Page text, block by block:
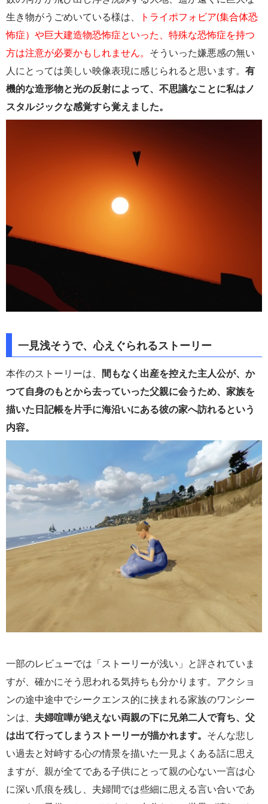
生き物がうごめいている様は、
トライポフォビア(集合体恐
怖症）や巨大建造物恐怖症といった、特殊な恐怖症を持つ
方は注意が必要かもしれません。 そういった嫌悪感の無い
人にとっては美しい映像表現に感じられると思います。 有
機的な造形物と光の反射によって、不思議なことに私はノ
スタルジックな感覚すら覚えました。
一見浅そうで、心えぐられるストーリー
本作のストーリーは、
間もなく出産を控えた主人公が、か
つて自身のもとから去っていった父親に会うため、家族を
描いた日記帳を片手に海沿いにある彼の家へ訪れるという
内容。
一部のレビューでは「ストーリーが浅い」と評されていま
すが、確かにそう思われる気持ちも分かります。アクショ
ンの途中途中でシークエンス的に挟まれる家族のワンシー
ンは、 夫婦喧嘩が絶えない両親の下に兄弟二人で育ち、父
は出て行ってしまうストーリーが描かれます。 そんな悲し
い過去と対峙する心の情景を描いた一見よくある話に思え
ますが、親が全てである子供にとって親の心ない一言は心
に深い爪痕を残し、夫婦間では些細に思える言い合いであ